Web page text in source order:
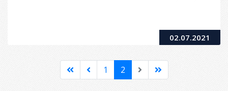
02.07.2021
1 2